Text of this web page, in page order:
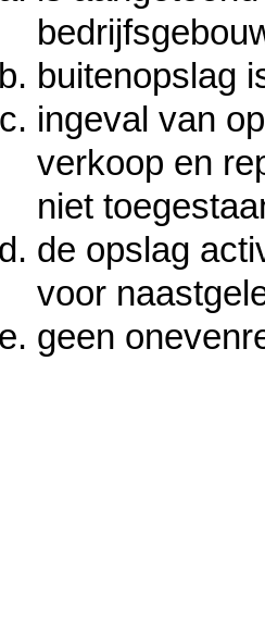
buitenopslag
ingeval van
verkoop en
niet
de opslag
voor
geen